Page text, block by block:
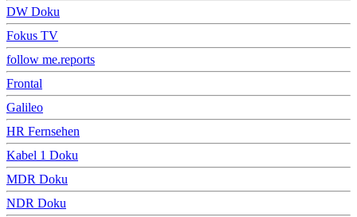
DW Doku
Fokus TV
follow me.reports
Frontal
Galileo
HR Fernsehen
Kabel 1 Doku
MDR Doku
NDR Doku